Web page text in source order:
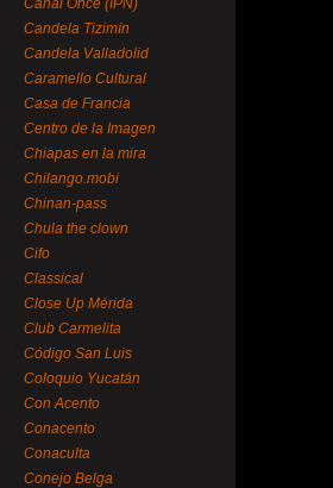
Canal Once (IPN)
Candela Tizimín
Candela Valladolid
Caramello Cultural
Casa de Francia
Centro de la Imagen
Chiapas en la mira
Chilango.mobi
Chinan-pass
Chula the clown
Cifo
Classical
Close Up Mérida
Club Carmelita
Código San Luis
Coloquio Yucatán
Con Acento
Conacento
Conaculta
Conejo Belga